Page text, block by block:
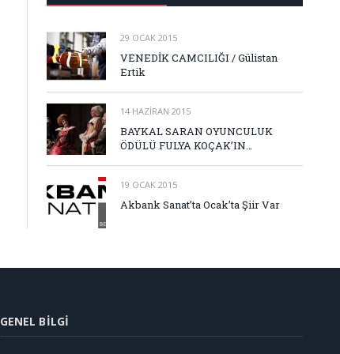
29 OCAK 2015
VENEDİK CAMCILIĞI / Gülistan
Ertik
14 HAZIRAN 2015
BAYKAL SARAN OYUNCULUK
ÖDÜLÜ FULYA KOÇAK’IN…
19 OCAK 2015
Akbank Sanat’ta Ocak’ta Şiir Var
GENEL BILGI